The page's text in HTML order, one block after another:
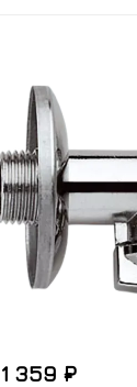
1 359 ₽